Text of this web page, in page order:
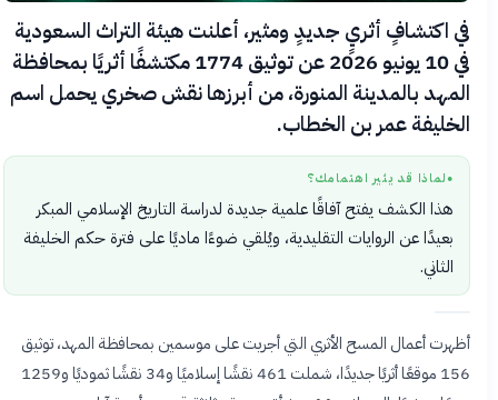
في اكتشافٍ أثريٍ جديدٍ ومثير، أعلنت هيئة التراث السعودية
في 10 يونيو 2026 عن توثيق 1774 مكتشفًا أثريًا بمحافظة
المهد بالمدينة المنورة، من أبرزها نقش صخري يحمل اسم
الخليفة عمر بن الخطاب.
لماذا قد يثير اهتمامك؟
هذا الكشف يفتح آفاقًا علمية جديدة لدراسة التاريخ الإسلامي المبكر
بعيدًا عن الروايات التقليدية، ويُلقي ضوءًا ماديًا على فترة حكم الخليفة
الثاني.
أظهرت أعمال المسح الأثري التي أجريت على موسمين بمحافظة المهد، توثيق
156 موقعًا أثريًا جديدًا، شملت 461 نقشًا إسلاميًا و34 نقشًا ثموديًا و1259